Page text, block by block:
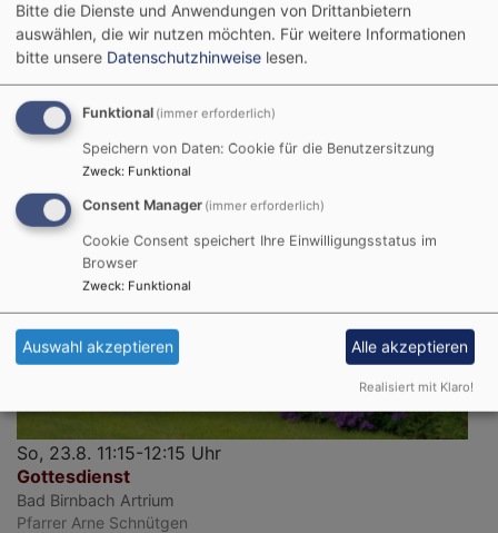
So, 23.8. 10-11 Uhr
Gottesdienst
Bad Griesbach Johanneskirche
Pfarrer Arne Schnütgen
So, 23.8. 11:15-12:15 Uhr
Gottesdienst
Bad Birnbach Artrium
Pfarrer Arne Schnütgen
Bitte die Dienste und Anwendungen von Drittanbietern
auswählen, die wir nutzen möchten. Für weitere Informationen
bitte unsere Datenschutzhinweise lesen.
Funktional (immer erforderlich)
Speichern von Daten: Cookie für die Benutzersitzung
Zweck: Funktional
Consent Manager (immer erforderlich)
Cookie Consent speichert Ihre Einwilligungsstatus im
Browser
Zweck: Funktional
Auswahl akzeptieren Alle akzeptieren
Realisiert mit Klaro!